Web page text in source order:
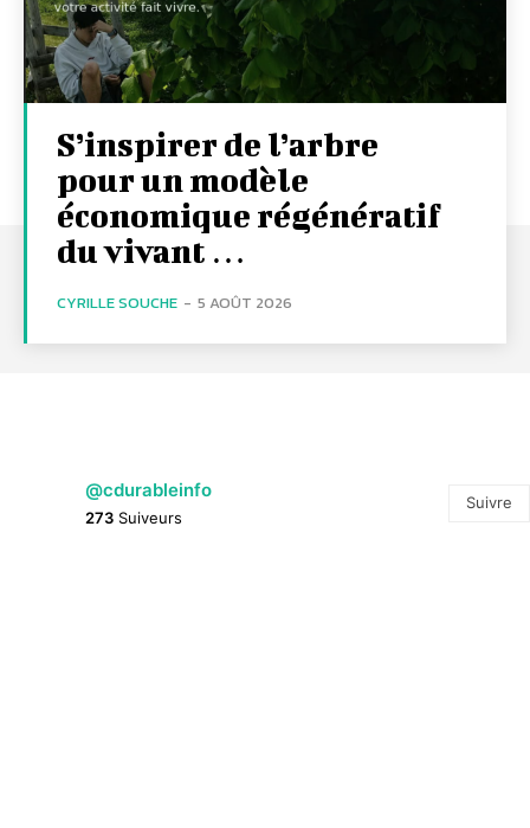
S’inspirer de l’arbre
pour un modèle
économique régénératif
du vivant …
CYRILLE SOUCHE - 5 AOÛT 2026
@cdurableinfo
273 Suiveurs
Suivre